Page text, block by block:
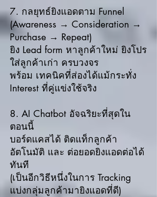
7. กลยุทธ์ยิงแอดตาม Funnel
(Awareness → Consideration →
Purchase → Repeat)
ยิง Lead form หาลูกค้าใหม่ ยิงโปร
ใส่ลูกค้าเก่า ครบวงจร
พร้อม เทคนิคที่ส่องได้แม้กระทั่ง
Interest ที่คู่แข่งใช้จริง
8. AI Chatbot อัจฉริยะที่สุดใน
ตอนนี้
บอร์ดแคสได้ ติดแท็กลูกค้า
อัตโนมัติ และ ต่อยอดยิงแอดต่อได้
ทันที
(เป็นอีกวิธีหนึ่งในการ Tracking
แบ่งกลุ่มลูกค้ามายิงแอดที่ดี)